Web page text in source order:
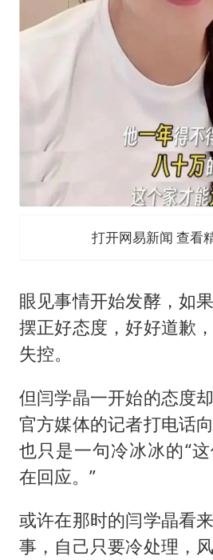
打开网易新闻 查看
眼见事情开始发酵，如
摆正好态度，好好道歉
失控。
但闫学晶一开始的态度
官方媒体的记者打电话
也只是一句冷冰冰的“
在回应。”
或许在那时的闫学晶看
事，自己只要冷处理，